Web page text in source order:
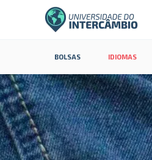
BOLSAS IDIOMAS